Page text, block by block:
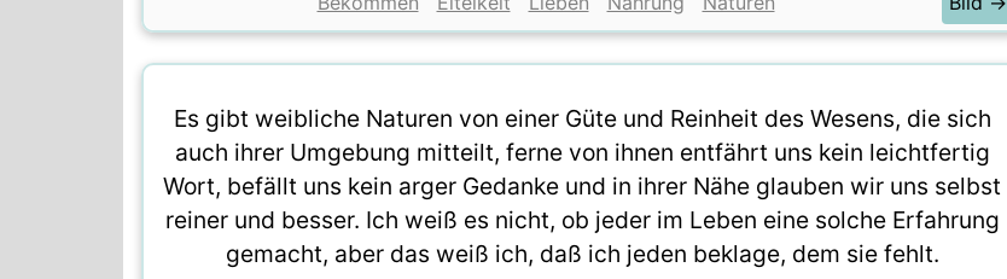
Es gibt weibliche Naturen von einer Güte und Reinheit des Wesens, die sich
auch ihrer Umgebung mitteilt, ferne von ihnen entfährt uns kein leichtfertig
Wort, befällt uns kein arger Gedanke und in ihrer Nähe glauben wir uns selbst
reiner und besser. Ich weiß es nicht, ob jeder im Leben eine solche Erfahrung
gemacht, aber das weiß ich, daß ich jeden beklage, dem sie fehlt.